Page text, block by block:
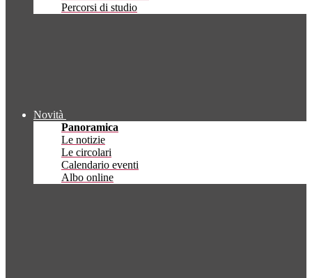
Percorsi di studio
Novità
Panoramica
Le notizie
Le circolari
Calendario eventi
Albo online